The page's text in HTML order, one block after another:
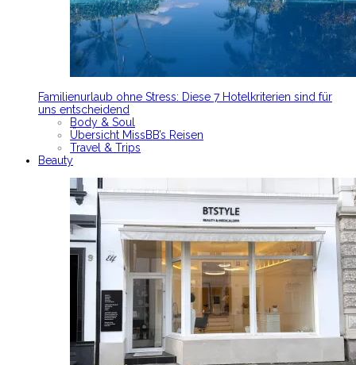
Familienurlaub ohne Stress: Diese 7 Hotelkriterien sind für
uns entscheidend
Body & Soul
Übersicht MissBB’s Reisen
Travel & Trips
Beauty